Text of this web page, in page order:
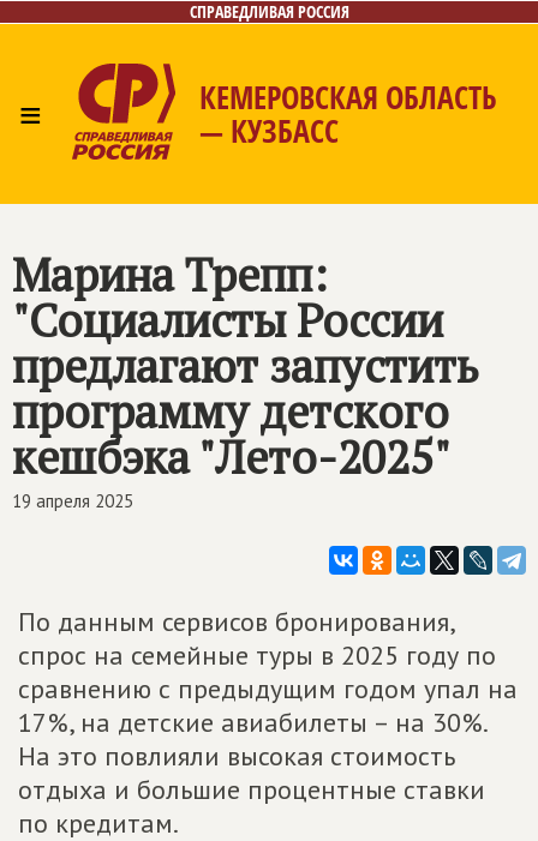
СПРАВЕДЛИВАЯ РОССИЯ
≡ КЕМЕРОВСКАЯ ОБЛАСТЬ
— КУЗБАСС
Фото/Видео
Марина Трепп:
"Социалисты России
предлагают запустить
программу детского
кешбэка "Лето-2025"
19 апреля 2025
По данным сервисов бронирования,
спрос на семейные туры в 2025 году по
сравнению с предыдущим годом упал на
17%, на детские авиабилеты – на 30%.
На это повлияли высокая стоимость
отдыха и большие процентные ставки
по кредитам.